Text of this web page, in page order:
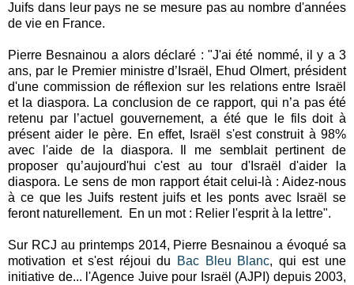
Juifs dans leur pays ne se mesure pas au nombre d'années
de vie en France.
Pierre Besnainou a alors déclaré : "J'ai été nommé, il y a 3
ans, par le Premier ministre d’Israël, Ehud Olmert, président
d'une commission de réflexion sur les relations entre Israël
et la diaspora. La conclusion de ce rapport, qui n’a pas été
retenu par l’actuel gouvernement, a été que le fils doit à
présent aider le père. En effet, Israël s'est construit à 98%
avec l'aide de la diaspora. Il me semblait pertinent de
proposer qu’aujourd'hui c'est au tour d'Israël d'aider la
diaspora. Le sens de mon rapport était celui-là : Aidez-nous
à ce que les Juifs restent juifs et les ponts avec Israël se
feront naturellement. En un mot : Relier l'esprit à la lettre".
Sur RCJ au printemps 2014, Pierre Besnainou a évoqué sa
motivation et s'est réjoui du
Bac Bleu Blanc, qui est une
initiative de... l'Agence Juive pour Israël (AJPI) depuis 2003,